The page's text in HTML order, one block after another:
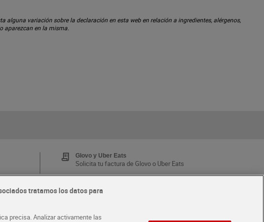
alguna variación sobre la declaración en esta web en relación a ingredientes, alérgenos,
en la misma.
Glovo y Uber Eats
Solicita tu factura de Glovo o Uber Eats
¡Solicita tu tarjeta de crédito aquí!
tratamos los datos para
precisa. Analizar activamente las